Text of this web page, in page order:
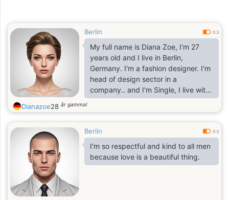
Berlin 0.3
My full name is Diana Zoe, I'm 27
years old and I live in Berlin,
Germany. I'm a fashion designer. I'm
head of design sector in a
company.. and I'm Single, I live with
my mom and a younger sister. It's
about me.
Dianazoe28 år gammal
Berlin 0.3
I'm so respectful and kind to all men
because love is a beautiful thing.